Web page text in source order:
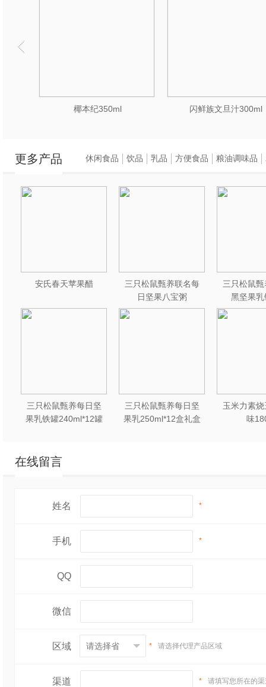
椰本纪350ml 闪鲜族文旦汁300ml
更多产品
安氏春天苹果醋
三只松鼠甄养联名每
日坚果八宝粥
330g*12罐礼盒装
三只松鼠
黑坚果乳
240ml*20
三只松鼠甄养每日坚
果乳铁罐240ml*12罐
三只松鼠甄养每日坚
果乳250ml*12盒礼盒
玉米力素
味
休闲食品 饮品 乳品 方便食品 粮油调味品
在线留言
姓名 *
手机 *
QQ
微信
区域 * 请选择代理产品区域
渠道 * 请填写您所在的